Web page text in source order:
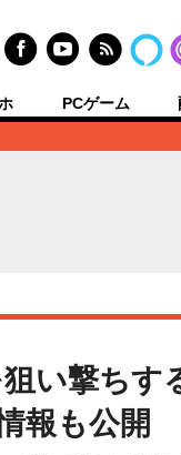
PCゲーム
い撃ち
報も公開